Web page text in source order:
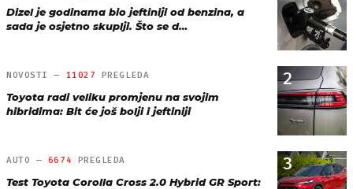
Dizel je godinama bio jeftiniji od benzina, a
sada je osjetno skuplji. Što se d…
2
NOVOSTI — 11027 PREGLEDA
Toyota radi veliku promjenu na svojim
hibridima: Bit će još bolji i jeftiniji
3
AUTO — 6674 PREGLEDA
Test Toyota Corolla Cross 2.0 Hybrid GR Sport: